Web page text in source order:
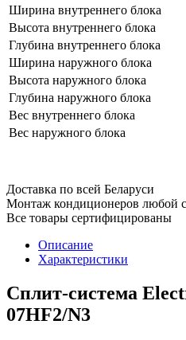
Ширина внутреннего блока
Высота внутреннего блока
Глубина внутреннего блока
Ширина наружного блока
Высота наружного блока
Глубина наружного блока
Вес внутреннего блока
Вес наружного блока
Доставка по всей Беларуси
Монтаж кондиционеров любой
Все товары сертифицированы
Описание
Характеристики
Сплит-система
07HF2/N3